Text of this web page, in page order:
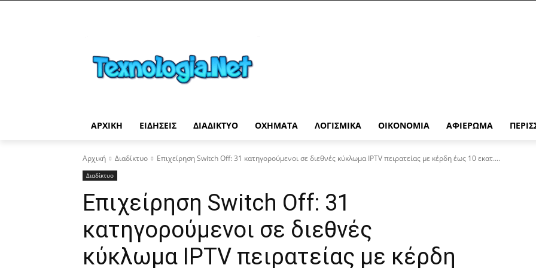
ΑΡΧΙΚΉ ΕΙΔΉΣΕΙΣ ΔΙΑΔΊΚΤΥΟ ΟΧΉΜΑΤΑ ΛΟΓΙΣΜΙΚΆ ΟΙΚΟΝΟΜΊΑ ΑΦΙΈΡΩΜΑ
Αρχική Διαδίκτυο Επιχείρηση Switch Off: 31 κατηγορούμενοι σε διεθνές κύκλωμα IPTV πειρατείας με κέρδη έως 10 εκατ....
Διαδίκτυο
Επιχείρηση Switch Off: 31
κατηγορούμενοι σε διεθνές
κύκλωμα IPTV πειρατείας με κέρδη